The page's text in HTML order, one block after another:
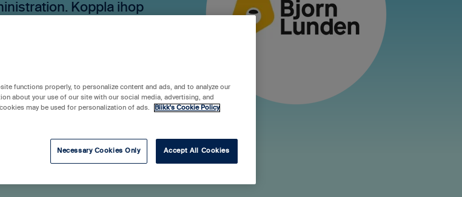
Koppla ihop
orderprocessen. Ni
och ekonomi.
functions properly, to personalize content and ads, and to analyze our
about your use of our site with our social media, advertising, and
may be used for personalization of ads.
Blikk's Cookie Policy
Necessary Cookies Only Accept All Cookies